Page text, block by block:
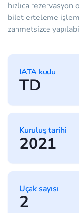
hızlıca
bilet erteleme
zahmetsizce
IATA kodu
TD
Kuruluş tarihi
2021
Uçak sayısı
2